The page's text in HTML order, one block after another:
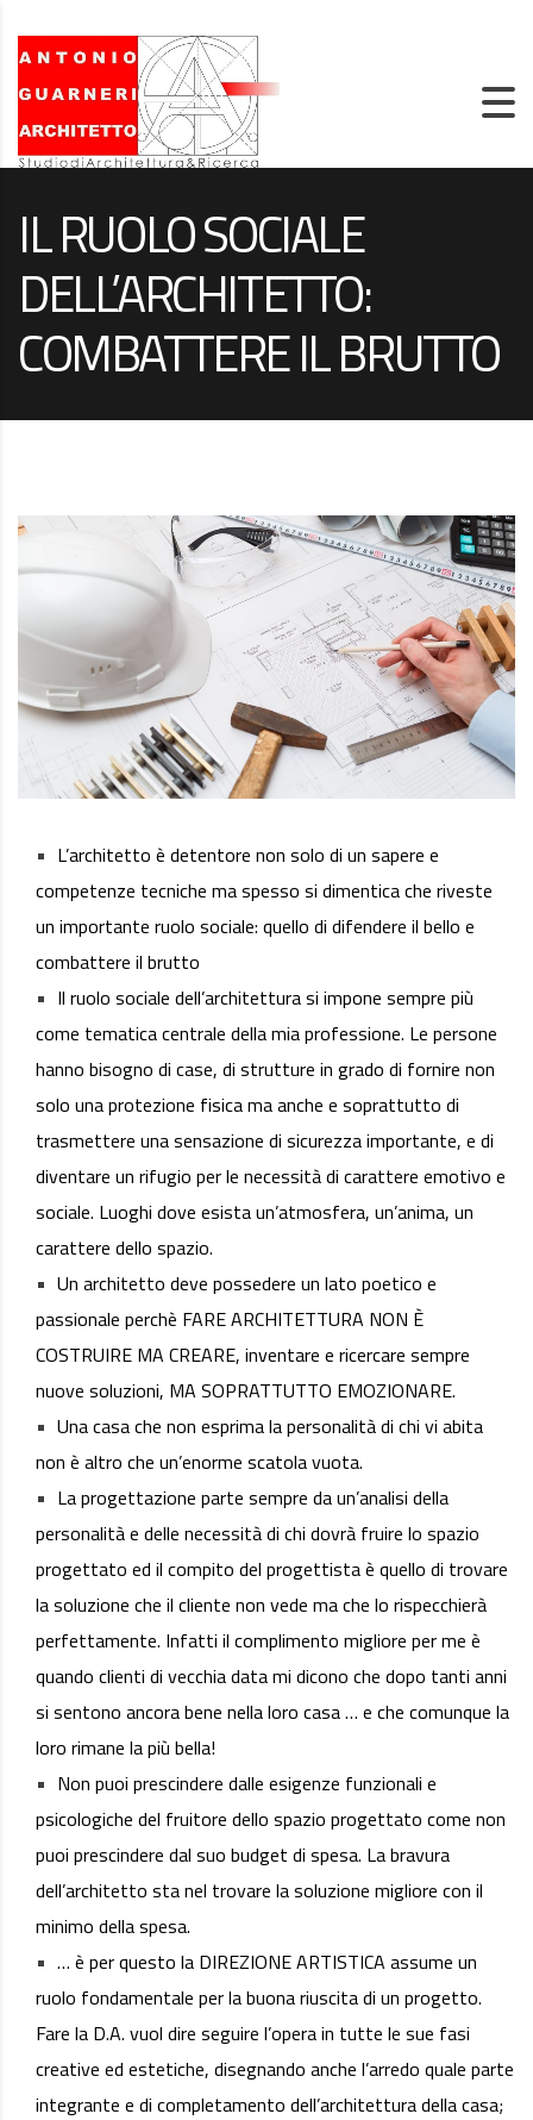
IL RUOLO SOCIALE
DELL’ARCHITETTO:
COMBATTERE IL BRUTTO
L’architetto è detentore non solo di un sapere e
competenze tecniche ma spesso si dimentica che riveste
un importante ruolo sociale: quello di difendere il bello e
combattere il brutto
Il ruolo sociale dell’architettura si impone sempre più
come tematica centrale della mia professione. Le persone
hanno bisogno di case, di strutture in grado di fornire non
solo una protezione fisica ma anche e soprattutto di
trasmettere una sensazione di sicurezza importante, e di
diventare un rifugio per le necessità di carattere emotivo e
sociale. Luoghi dove esista un’atmosfera, un’anima, un
carattere dello spazio.
Un architetto deve possedere un lato poetico e
passionale perchè FARE ARCHITETTURA NON È
COSTRUIRE MA CREARE, inventare e ricercare sempre
nuove soluzioni, MA SOPRATTUTTO EMOZIONARE.
Una casa che non esprima la personalità di chi vi abita
non è altro che un’enorme scatola vuota.
La progettazione parte sempre da un’analisi della
personalità e delle necessità di chi dovrà fruire lo spazio
progettato ed il compito del progettista è quello di trovare
la soluzione che il cliente non vede ma che lo rispecchierà
perfettamente. Infatti il complimento migliore per me è
quando clienti di vecchia data mi dicono che dopo tanti anni
si sentono ancora bene nella loro casa … e che comunque la
loro rimane la più bella!
Non puoi prescindere dalle esigenze funzionali e
psicologiche del fruitore dello spazio progettato come non
puoi prescindere dal suo budget di spesa. La bravura
dell’architetto sta nel trovare la soluzione migliore con il
minimo della spesa.
… è per questo la DIREZIONE ARTISTICA assume un
ruolo fondamentale per la buona riuscita di un progetto.
Fare la D.A. vuol dire seguire l’opera in tutte le sue fasi
creative ed estetiche, disegnando anche l’arredo quale parte
integrante e di completamento dell’architettura della casa;